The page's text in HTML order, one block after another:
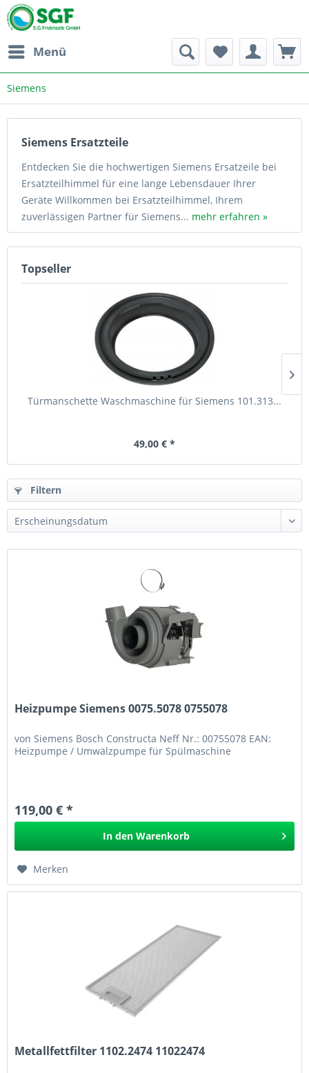
Menü
Siemens
Siemens Ersatzteile
Entdecken Sie die hochwertigen Siemens Ersatzeile bei
Ersatzteilhimmel für eine lange Lebensdauer Ihrer
Geräte Willkommen bei Ersatzteilhimmel, Ihrem
zuverlässigen Partner für Siemens... mehr erfahren »
Topseller
Türmanschette Waschmaschine für Siemens 101.313...
49,00 € *
Filtern
Heizpumpe Siemens 0075.5078 0755078
von Siemens Bosch Constructa Neff Nr.: 00755078 EAN:
Heizpumpe / Umwälzpumpe für Spülmaschine
119,00 € *
In den Warenkorb
Merken
Metallfettfilter 1102.2474 11022474